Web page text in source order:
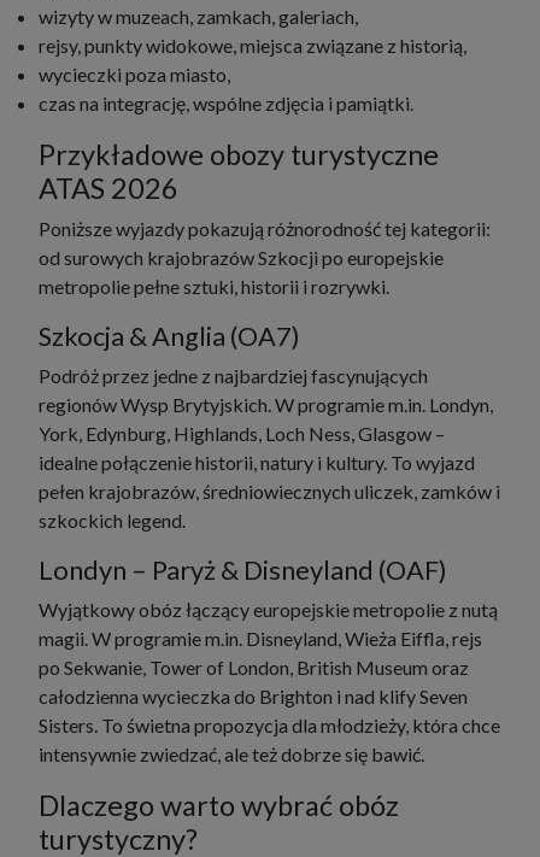
wizyty w muzeach, zamkach, galeriach,
rejsy, punkty widokowe, miejsca związane z historią,
wycieczki poza miasto,
czas na integrację, wspólne zdjęcia i pamiątki.
Przykładowe obozy turystyczne
ATAS 2026
Poniższe wyjazdy pokazują różnorodność tej kategorii:
od surowych krajobrazów Szkocji po europejskie
metropolie pełne sztuki, historii i rozrywki.
Szkocja & Anglia (OA7)
Podróż przez jedne z najbardziej fascynujących
regionów Wysp Brytyjskich. W programie m.in. Londyn,
York, Edynburg, Highlands, Loch Ness, Glasgow –
idealne połączenie historii, natury i kultury. To wyjazd
pełen krajobrazów, średniowiecznych uliczek, zamków i
szkockich legend.
Londyn – Paryż & Disneyland (OAF)
Wyjątkowy obóz łączący europejskie metropolie z nutą
magii. W programie m.in. Disneyland, Wieża Eiffla, rejs
po Sekwanie, Tower of London, British Museum oraz
całodzienna wycieczka do Brighton i nad klify Seven
Sisters. To świetna propozycja dla młodzieży, która chce
intensywnie zwiedzać, ale też dobrze się bawić.
Dlaczego warto wybrać obóz
turystyczny?